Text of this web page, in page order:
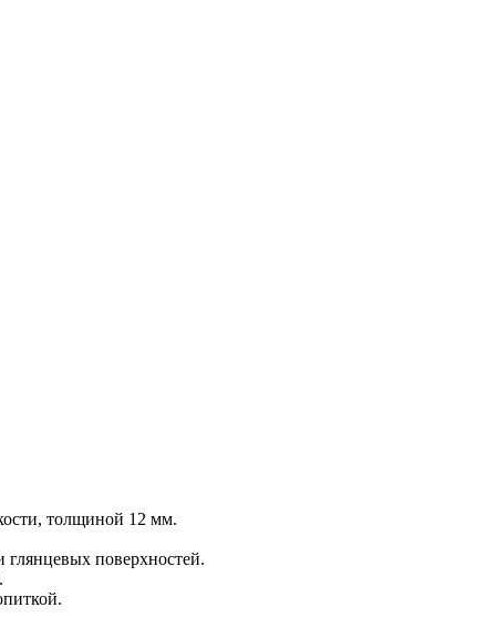
толщиной 12 мм.
поверхностей.